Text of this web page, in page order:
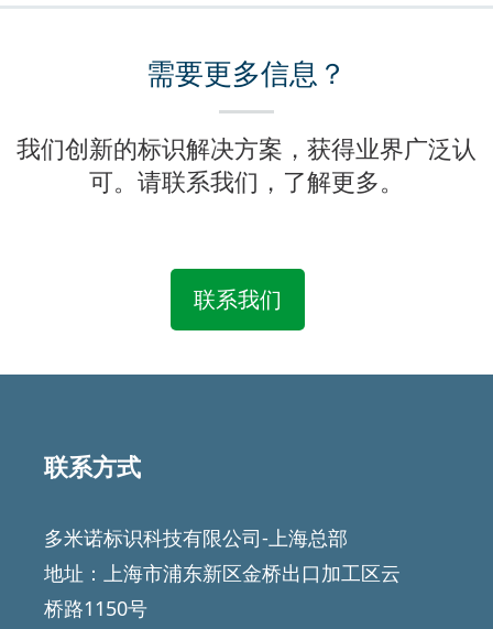
需要更多信息？
我们创新的标识解决方案，获得业界广泛认
可。请联系我们，了解更多。
联系我们
联系方式
多米诺标识科技有限公司-上海总部
地址：上海市浦东新区金桥出口加工区云
桥路1150号